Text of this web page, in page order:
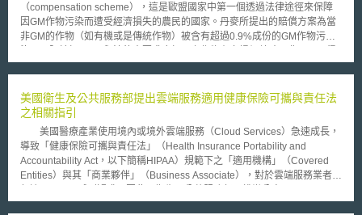
（compensation scheme），這是歐盟國家中第一個透過法律途徑來保障
因GM作物污染而遭受經濟損失的農民的國家。丹麥所提出的賠償方案為當
非GM的作物（如有機或是傳統作物）被含有超過0.9%成份的GM作物污
到賠償。 歐盟認為賠償方案有助於基改與非基改的共存制度，目前賠
由此方案更可以刺激種植GM作物的農民審慎地預防污染的發生，未來賠償
基金將改為由私人保險支付。 生物科技在歐盟一直是受爭議之領域，
事實上，歐洲人民反GM食品的情緒有增無減，從英國人民關切GM食品的比
例逐漸爬升（從2002年的56%提高至現今的61%）即可看出端倪。此外，
歐洲食品大廠Heinz與英國的大型超商也都已改用非GM的名義來當為市場
銷售工具。不過，也不是所有的歐盟國家中態度都相同，歐盟所進行不下十
次的支持或反對GM食品或飼料投票，英國、芬蘭和紐西蘭永遠都是投下支
美國衛生及公共服務部提出雲端服務適用健康保險可攜與責任法
之相關指引
美國醫療產業使用境內或境外雲端服務（Cloud Services）急速成長，
導致「健康保險可攜與責任法」（Health Insurance Portability and
Accountability Act，以下簡稱HIPAA）規範下之「適用機構」（Covered
Entities）與其「商業夥伴」（Business Associate），對於雲端服務業者如
（Department of Health and Human Services, Office for Civil Rights）於